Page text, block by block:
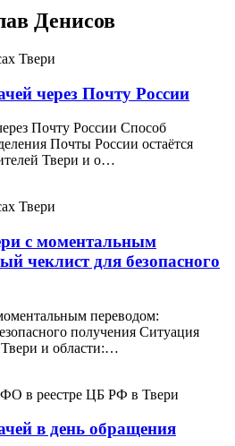
Денисов
Твери
через Почту России
Почту России Способ
Почты России остаётся
Твери и о…
Твери
с моментальным
чеклист для безопасного
переводом:
получения Ситуация
и области:…
в реестре ЦБ РФ в Твери
в день обращения